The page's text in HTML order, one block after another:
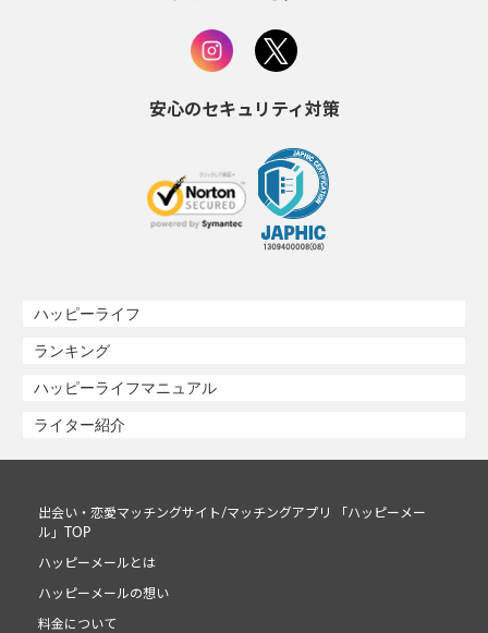
安心のセキュリティ対策
ハッピーライフ
ランキング
ハッピーライフマニュアル
ライター紹介
出会い・恋愛マッチングサイト/マッチングアプリ 「ハッピーメー
ル」TOP
ハッピーメールとは
ハッピーメールの想い
料金について